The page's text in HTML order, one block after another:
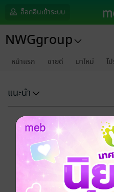
ล็อกอินเข้าระบบ
NWGgroup
หน้าแรก ขายดี มาใหม่ โ
แนะนำ
ขออภั
ไม่พบข้อมูลในหั